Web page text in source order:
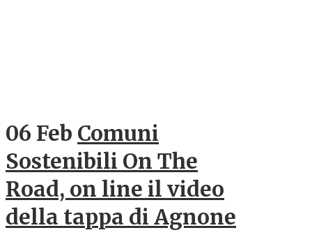
06 Feb Comuni
Sostenibili On The
Road, on line il video
della tappa di Agnone